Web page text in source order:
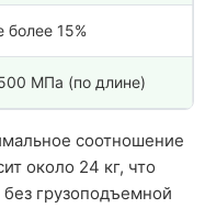
более 15%
МПа (по длине)
соотношение
около 24 кг, что
грузоподъемной